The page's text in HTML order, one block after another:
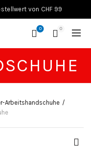
von CHF 99
0 0
Arbeitshandschuhe